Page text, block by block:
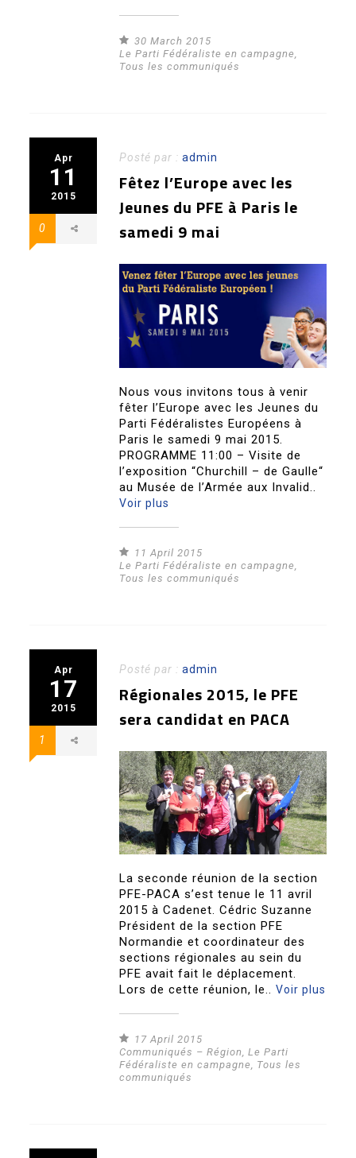
30 March 2015
Le Parti Fédéraliste en campagne,
Tous les communiqués
Apr
11
2015
0
Posté par :admin
Fêtez l’Europe avec les
Jeunes du PFE à Paris le
samedi 9 mai
Nous vous invitons tous à venir
fêter l’Europe avec les Jeunes du
Parti Fédéralistes Européens à
Paris le samedi 9 mai 2015.
PROGRAMME 11:00 – Visite de
l’exposition “Churchill – de Gaulle“
au Musée de l’Armée aux Invalid..
Voir plus
11 April 2015
Le Parti Fédéraliste en campagne
Tous les communiqués
Apr
17
2015
1
Posté par :admin
Régionales 2015, le PFE
sera candidat en PACA
La seconde réunion de la section
PFE-PACA s’est tenue le 11 avril
2015 à Cadenet. Cédric Suzanne
Président de la section PFE
Normandie et coordinateur des
sections régionales au sein du
PFE avait fait le déplacement.
Lors de cette réunion, le..Voir plus
17 April 2015
Communiqués – Région,Le Parti
Fédéraliste en campagne, Tous les
communiqués